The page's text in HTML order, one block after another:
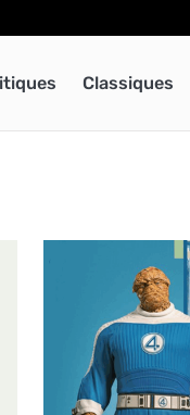
Classiques